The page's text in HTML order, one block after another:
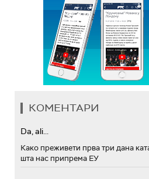
КОМЕНТАРИ
Da, ali...
Како преживети прва три дана
шта нас припрема ЕУ